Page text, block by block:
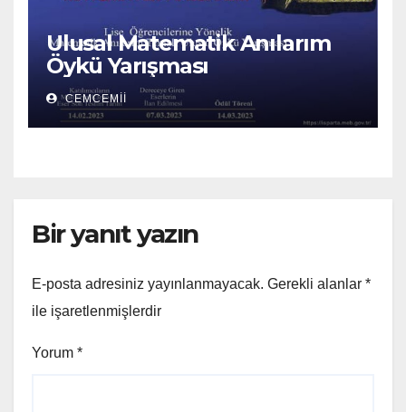
Ulusal Matematik Anılarım
Öykü Yarışması
CEMCEMII
Bir yanıt yazın
E-posta adresiniz yayınlanmayacak. Gerekli alanlar *
ile işaretlenmişlerdir
Yorum *